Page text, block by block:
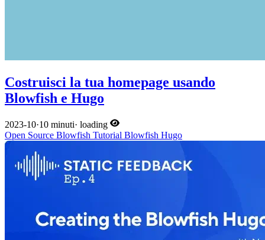
Costruisci la tua homepage usando
Blowfish e Hugo
2023-10·10 minuti· loading
Open Source Blowfish Tutorial Blowfish Hugo